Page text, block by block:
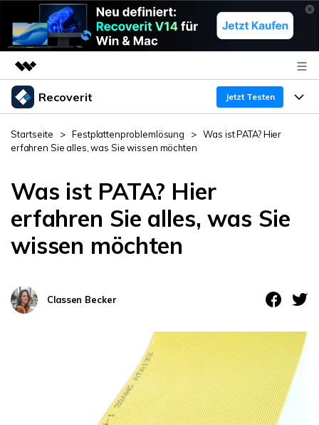
Top-Produkte
Dienstprogramme
Business
Lösungen
Shop
Recoverit Jetzt Testen
Produkte
Recoverit für Windows
Kostenlos Testen
Recoverit für Mac
Kostenlos Testen
Wiederherstellung von Laufwerken
Gel?schte Medien wiederherstellen
Dokumente wiederherstellen
Datenverlust-Szenarien
ALLE FUNKTIONEN ENTDECKEN
Warum Recoverit
Kundengeschichten
Startseite > Festplattenproblemlösung > Was ist PATA? Hier
erfahren Sie alles, was Sie wissen möchten
Was ist PATA? Hier
erfahren Sie alles, was Sie
wissen möchten
Classen Becker